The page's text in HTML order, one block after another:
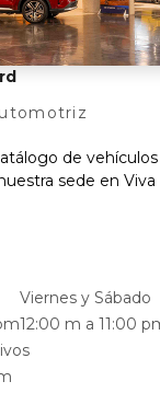
de
sede en
Viernes y Sábado
12:00 m a 11:00